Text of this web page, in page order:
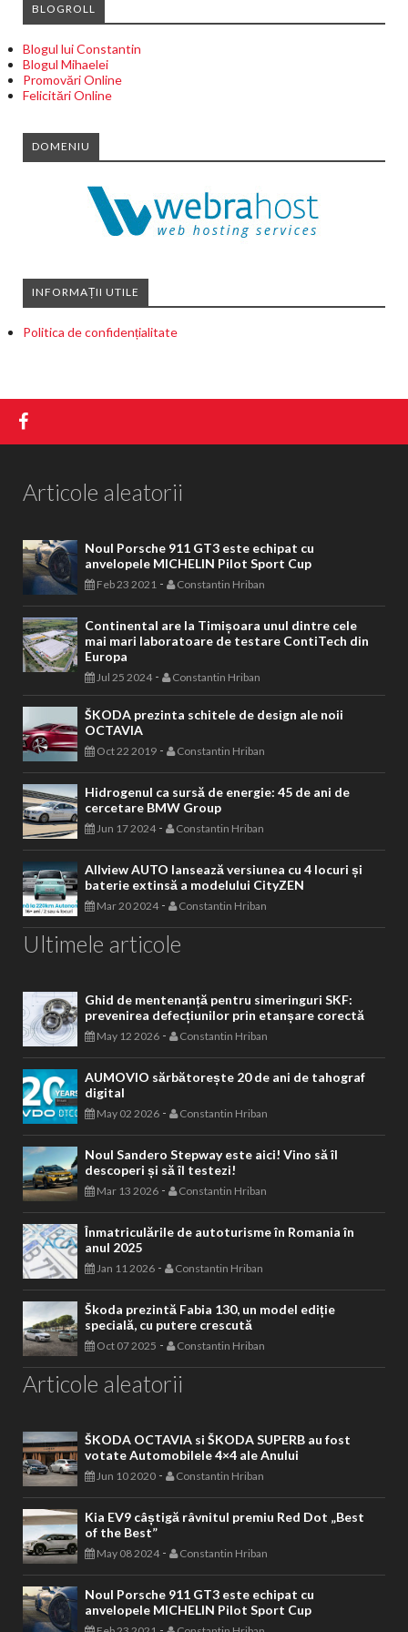
BLOGROLL
Blogul lui Constantin
Blogul Mihaelei
Promovări Online
Felicitări Online
DOMENIU
INFORMAȚII UTILE
Politica de confidențialitate
Articole aleatorii
Noul Porsche 911 GT3 este echipat cu
anvelopele MICHELIN Pilot Sport Cup
Feb 23 2021 - Constantin Hriban
Continental are la Timișoara unul dintre cele
mai mari laboratoare de testare ContiTech din
Europa
Jul 25 2024- Constantin Hriban
ŠKODA prezinta schitele de design ale noii
OCTAVIA
Oct 22 2019 - Constantin Hriban
Hidrogenul ca sursă de energie: 45 de ani de
cercetare BMW Group
Jun 17 2024- Constantin Hriban
Allview AUTO lansează versiunea cu 4 locuri și
baterie extinsă a modelului CityZEN
Mar 20 2024- Constantin Hriban
Ultimele articole
Ghid de mentenanță pentru simeringuri SKF:
prevenirea defecțiunilor prin etanșare corectă
May 12 2026 - Constantin Hriban
AUMOVIO sărbătorește 20 de ani de tahograf
digital
May 02 2026 - Constantin Hriban
Noul Sandero Stepway este aici! Vino să îl
descoperi și să îl testezi!
Mar 13 2026 - Constantin Hriban
Înmatriculările de autoturisme în Romania în
anul 2025
Jan 11 2026 - Constantin Hriban
Škoda prezintă Fabia 130, un model ediție
specială, cu putere crescută
Oct 07 2025 - Constantin Hriban
Articole aleatorii
ŠKODA OCTAVIA si ŠKODA SUPERB au fost
votate Automobilele 4×4 ale Anului
Jun 10 2020 - Constantin Hriban
Kia EV9 câștigă râvnitul premiu Red Dot „Best
of the Best”
May 08 2024- Constantin Hriban
Noul Porsche 911 GT3 este echipat cu
anvelopele MICHELIN Pilot Sport Cup